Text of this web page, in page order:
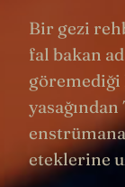
Bir gezi
fal bakan
eteklerine